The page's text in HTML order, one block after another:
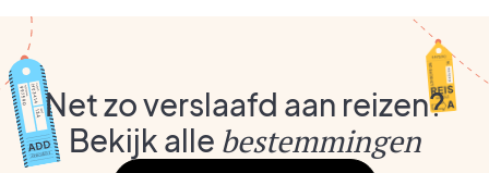
Net zo verslaafd aan reizen?
Bekijk alle bestemmingen